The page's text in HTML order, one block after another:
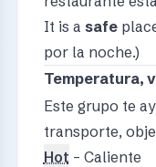
It is a safe
por la noche.)
Temperatura,
Este grupo te
transporte,
Hot – Caliente